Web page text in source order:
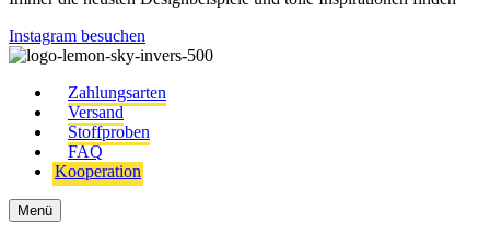
Instagram besuchen
Zahlungsarten
Versand
Stoffproben
FAQ
Kooperation
Menü